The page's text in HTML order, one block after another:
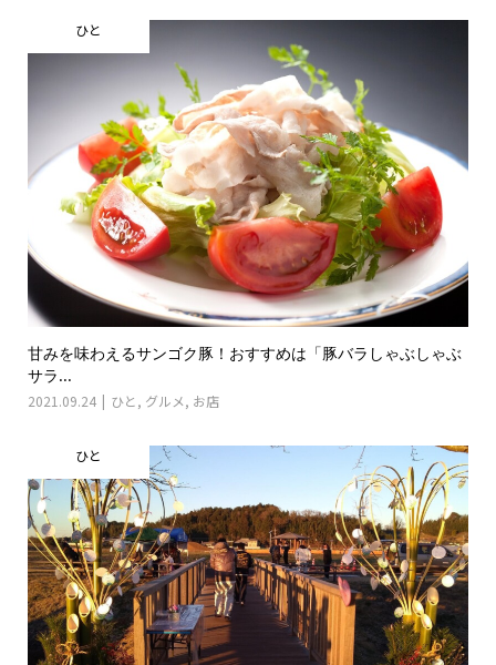
ひと
甘みを味わえるサンゴク豚！おすすめは「豚バラしゃぶしゃぶ
サラ...
2021.09.24 ひと , グルメ, お店
ひと